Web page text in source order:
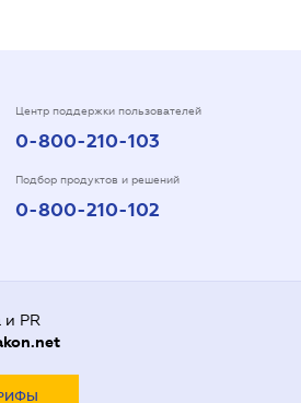
Центр поддержки пользователей
0-800-210-103
Подбор продуктов и решений
0-800-210-102
и PR